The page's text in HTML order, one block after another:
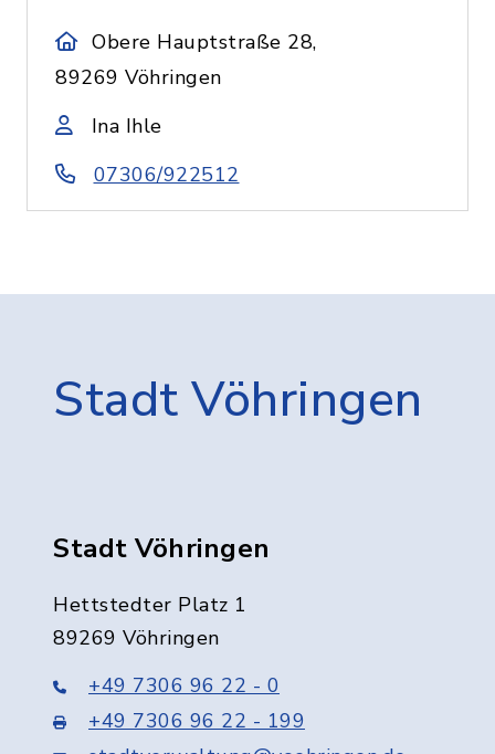
Obere Hauptstraße 28,
89269 Vöhringen
Ina Ihle
07306/922512
Stadt Vöhringen
Stadt Vöhringen
Hettstedter Platz 1
89269 Vöhringen
+49 7306 96 22 - 0
+49 7306 96 22 - 199